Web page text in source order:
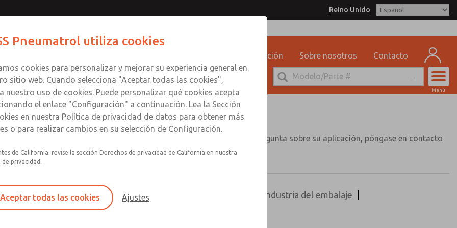
Reino Unido
Capacitación Sobre nosotros Contacto
Menú
Perspectivas de ROSS
de ROSS en distintos sectores y aplicaciones. Si tiene alguna pregunta sobre su aplicación, póngase en contacto
mediante el formulario que aparece al final de la página.
de diseño Control direccional
Industria del embalaje
Pneumatrol utiliza cookies
cookies para personalizar y mejorar su experiencia general en
sitio web. Cuando selecciona "Aceptar todas las cookies",
nuestro uso de cookies. Puede personalizar qué cookies acepta
el enlace "Configuración" a continuación. Lea la Sección
en nuestra Política de privacidad de datos para obtener más
o para realizar cambios en su selección de Configuración.
de California: revise la sección Derechos de privacidad de California en nuestra
de privacidad.
Aceptar todas las cookies Ajustes